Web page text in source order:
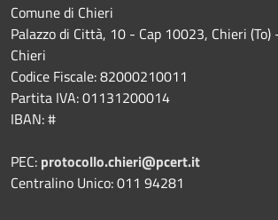
Comune di Chieri
Palazzo di Città, 10 - Cap 10023, Chieri
Chieri
Codice Fiscale: 82000210011
Partita IVA: 01131200014
IBAN: #
PEC: protocollo.chieri@pcert.it
Centralino Unico: 011 94281